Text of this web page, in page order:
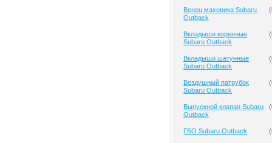
Венец маховика Subaru
Outback
(
Вкладыши коренные
Subaru Outback
(
Вкладыши шатунные
Subaru Outback
(
Воздушный патрубок
Subaru Outback
(
Выпускной клапан Subaru
Outback
(
ГБО Subaru Outback (